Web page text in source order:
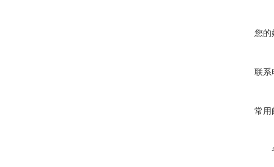
您的
联系
常用